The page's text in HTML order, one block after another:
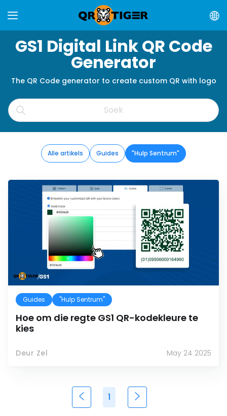
GS1 Digital Link QR Code
Generator
The QR Code generator to create custom QR with logo
Alle artikels Guides "Hulp Sentrum"
Guides "Hulp Sentrum"
Hoe om die regte GS1 QR-kodekleure te
kies
Deur Zel May 24 2025
1